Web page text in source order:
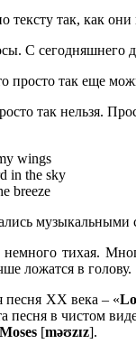
тексту так, как
С
просто так еще
так нельзя.
wings
in the sky
breeze
музыкальными
тихая.
ложатся в голову.
песня XX века – «
песня в чистом
Moses [məʊzɪz].